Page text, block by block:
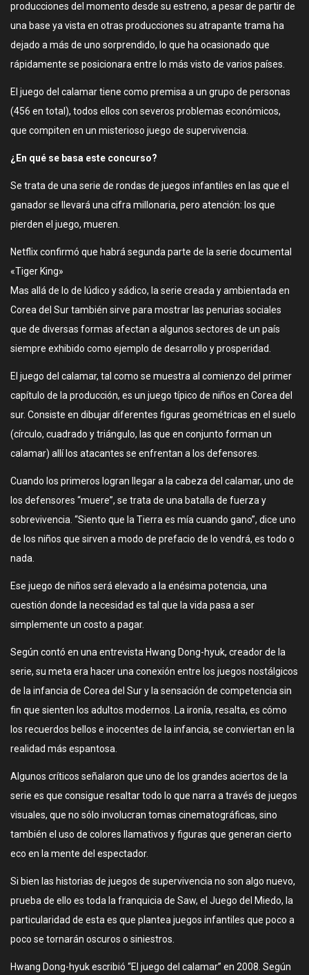
producciones del momento desde su estreno, a pesar de partir de
una base ya vista en otras producciones su atrapante trama ha
dejado a más de uno sorprendido, lo que ha ocasionado que
rápidamente se posicionara entre lo más visto de varios países.
El juego del calamar tiene como premisa a un grupo de personas
(456 en total), todos ellos con severos problemas económicos,
que compiten en un misterioso juego de supervivencia.
¿En qué se basa este concurso?
Se trata de una serie de rondas de juegos infantiles en las que el
ganador se llevará una cifra millonaria, pero atención: los que
pierden el juego, mueren.
Netflix confirmó que habrá segunda parte de la serie documental
«Tiger King»
Mas allá de lo de lúdico y sádico, la serie creada y ambientada en
Corea del Sur también sirve para mostrar las penurias sociales
que de diversas formas afectan a algunos sectores de un país
siempre exhibido como ejemplo de desarrollo y prosperidad.
El juego del calamar, tal como se muestra al comienzo del primer
capítulo de la producción, es un juego típico de niños en Corea del
sur. Consiste en dibujar diferentes figuras geométricas en el suelo
(círculo, cuadrado y triángulo, las que en conjunto forman un
calamar) allí los atacantes se enfrentan a los defensores.
Cuando los primeros logran llegar a la cabeza del calamar, uno de
los defensores “muere”, se trata de una batalla de fuerza y
sobrevivencia. “Siento que la Tierra es mía cuando gano”, dice uno
de los niños que sirven a modo de prefacio de lo vendrá, es todo o
nada.
Ese juego de niños será elevado a la enésima potencia, una
cuestión donde la necesidad es tal que la vida pasa a ser
simplemente un costo a pagar.
Según contó en una entrevista Hwang Dong-hyuk, creador de la
serie, su meta era hacer una conexión entre los juegos nostálgicos
de la infancia de Corea del Sur y la sensación de competencia sin
fin que sienten los adultos modernos. La ironía, resalta, es cómo
los recuerdos bellos e inocentes de la infancia, se conviertan en la
realidad más espantosa.
Algunos críticos señalaron que uno de los grandes aciertos de la
serie es que consigue resaltar todo lo que narra a través de juegos
visuales, que no sólo involucran tomas cinematográficas, sino
también el uso de colores llamativos y figuras que generan cierto
eco en la mente del espectador.
Si bien las historias de juegos de supervivencia no son algo nuevo,
prueba de ello es toda la franquicia de Saw, el Juego del Miedo, la
particularidad de esta es que plantea juegos infantiles que poco a
poco se tornarán oscuros o siniestros.
Hwang Dong-hyuk escribió “El juego del calamar” en 2008. Según